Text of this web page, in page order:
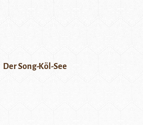
Der Song-Köl-See